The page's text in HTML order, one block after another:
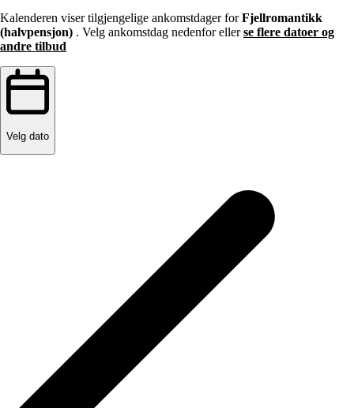
Kalenderen viser tilgjengelige ankomstdager forFjellromantikk
(halvpensjon) . Velg ankomstdag nedenfor ellerse flere datoer og
andre tilbud
Velg dato